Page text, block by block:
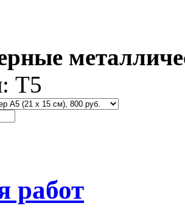
T5
работ